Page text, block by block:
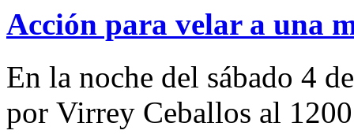
Acción para velar a una
En la noche del sábado 4
por Virrey Ceballos al